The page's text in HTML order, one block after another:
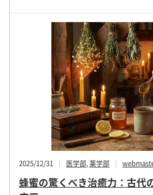
2025/12/31 医学部,薬学部
蜂蜜の驚くべき治癒力：古代